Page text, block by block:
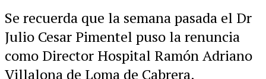
Se recuerda que la semana pasada el Dr
Julio Cesar Pimentel puso la renuncia
como Director Hospital Ramón Adriano
Villalona de Loma de Cabrera.